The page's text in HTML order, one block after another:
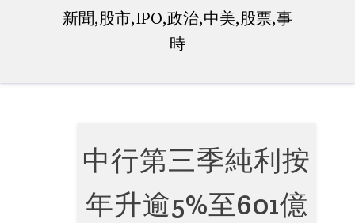
新聞,股市,IPO,政治,中美,股票,事
時
中行第三季純利按
年升逾5%至601億